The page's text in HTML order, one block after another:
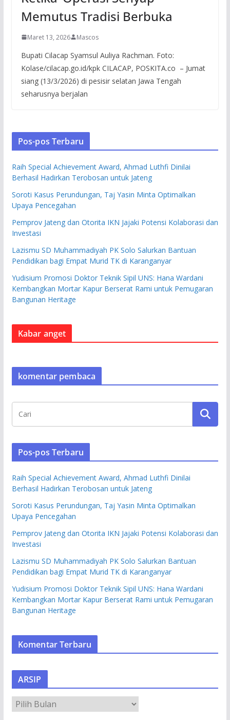
Memutus Tradisi Berbuka
Maret 13, 2026 Mascos
Bupati Cilacap Syamsul Auliya Rachman. Foto:
Kolase/cilacap.go.id/kpk CILACAP, POSKITA.co – Jumat
siang (13/3/2026) di pesisir selatan Jawa Tengah
seharusnya berjalan
Pos-pos Terbaru
Raih Special Achievement Award, Ahmad Luthfi Dinilai
Berhasil Hadirkan Terobosan untuk Jateng
Soroti Kasus Perundungan, Taj Yasin Minta Optimalkan
Upaya Pencegahan
Pemprov Jateng dan Otorita IKN Jajaki Potensi Kolaborasi dan
Investasi
Lazismu SD Muhammadiyah PK Solo Salurkan Bantuan
Pendidikan bagi Empat Murid TK di Karanganyar
Yudisium Promosi Doktor Teknik Sipil UNS: Hana Wardani
Kembangkan Mortar Kapur Berserat Rami untuk Pemugaran
Bangunan Heritage
Kabar anget
komentar pembaca
Pos-pos Terbaru
Raih Special Achievement Award, Ahmad Luthfi Dinilai
Berhasil Hadirkan Terobosan untuk Jateng
Soroti Kasus Perundungan, Taj Yasin Minta Optimalkan
Upaya Pencegahan
Pemprov Jateng dan Otorita IKN Jajaki Potensi Kolaborasi dan
Investasi
Lazismu SD Muhammadiyah PK Solo Salurkan Bantuan
Pendidikan bagi Empat Murid TK di Karanganyar
Yudisium Promosi Doktor Teknik Sipil UNS: Hana Wardani
Kembangkan Mortar Kapur Berserat Rami untuk Pemugaran
Bangunan Heritage
Komentar Terbaru
ARSIP
R